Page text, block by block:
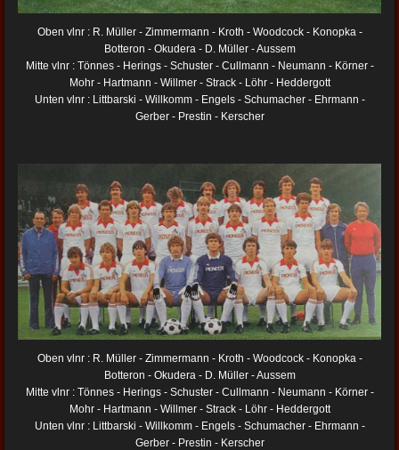
Oben vlnr : R. Müller - Zimmermann - Kroth - Woodcock - Konopka -
Botteron - Okudera - D. Müller - Aussem
Mitte vlnr : Tönnes - Herings - Schuster - Cullmann - Neumann - Körner -
Mohr - Hartmann - Willmer - Strack - Löhr - Heddergott
Unten vlnr : Littbarski - Willkomm - Engels - Schumacher - Ehrmann -
Gerber - Prestin - Kerscher
Oben vlnr : R. Müller - Zimmermann - Kroth - Woodcock - Konopka -
Botteron - Okudera - D. Müller - Aussem
Mitte vlnr : Tönnes - Herings - Schuster - Cullmann - Neumann - Körner -
Mohr - Hartmann - Willmer - Strack - Löhr - Heddergott
Unten vlnr : Littbarski - Willkomm - Engels - Schumacher - Ehrmann -
Gerber - Prestin - Kerscher